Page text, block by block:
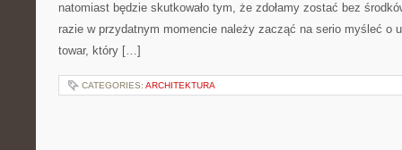
natomiast będzie skutkowało tym, że zdołamy zostać bez
razie w przydatnym momencie należy zacząć na serio myśleć o
towar, który […]
CATEGORIES: ARCHITEKTURA